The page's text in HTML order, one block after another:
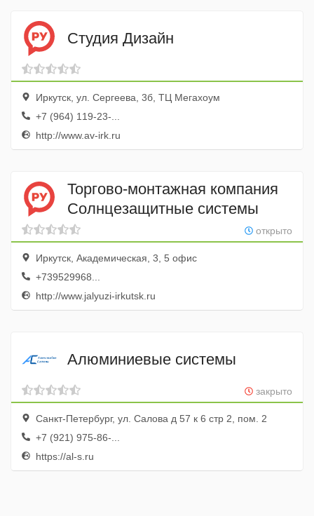
Студия Дизайн
Иркутск, ул. Сергеева, 3б, ТЦ Мегахоум
+7 (964) 119-23-...
http://www.av-irk.ru
Торгово-монтажная компания
Солнцезащитные системы
открыто
Иркутск, Академическая, 3, 5 офис
+739529968...
http://www.jalyuzi-irkutsk.ru
Алюминиевые системы
закрыто
Санкт-Петербург, ул. Салова д 57 к 6 стр 2, пом. 2
+7 (921) 975-86-...
https://al-s.ru